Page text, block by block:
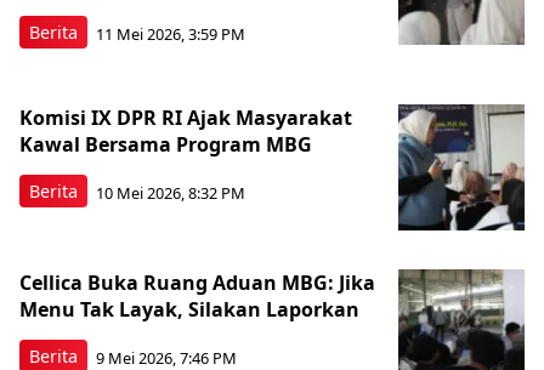
Berita 11 Mei 2026, 3:59 PM
Berita
Komisi IX DPR RI Ajak Masyarakat
Kawal Bersama Program MBG
10 Mei 2026, 8:32 PM
Berita
Cellica Buka Ruang Aduan MBG: Jika
Menu Tak Layak, Silakan Laporkan
9 Mei 2026, 7:46 PM